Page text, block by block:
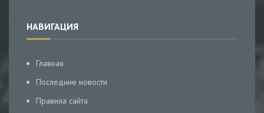
НАВИГАЦИЯ
Главная
Последние новости
Правила сайта